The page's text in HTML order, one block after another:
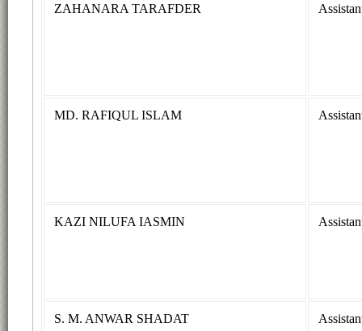
ZAHANARA TARAFDER
MD. RAFIQUL ISLAM
KAZI NILUFA IASMIN
S. M. ANWAR SHADAT